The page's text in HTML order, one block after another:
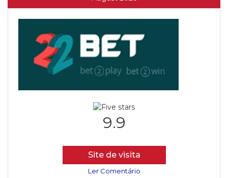
9.9
Site de visita
Ler Comentário